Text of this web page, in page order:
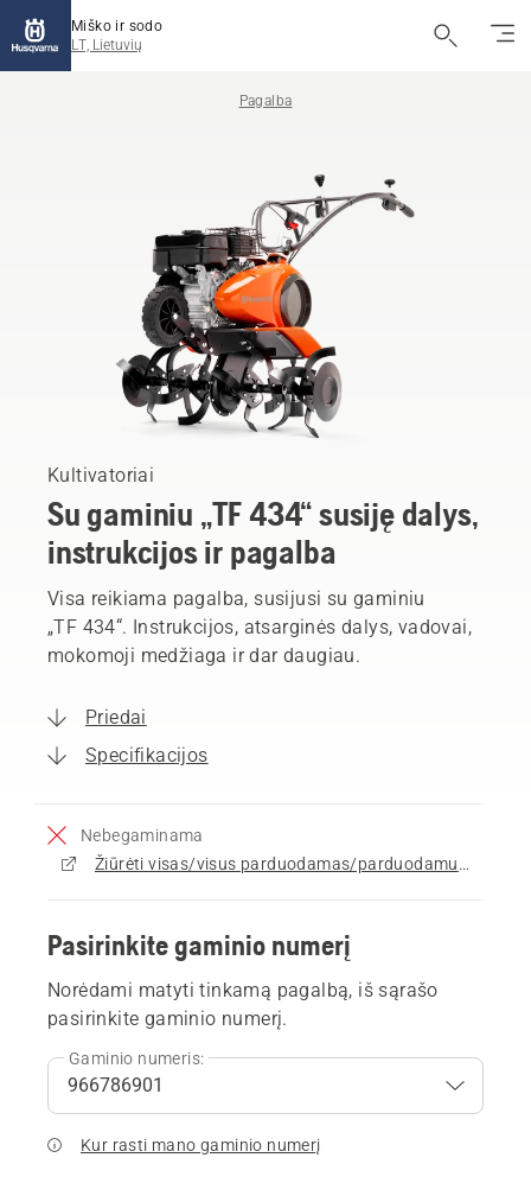
Miško ir sodo
LT, Lietuvių
Pagalba
Kultivatoriai
Su gaminiu „TF 434“ susiję dalys,
instrukcijos ir pagalba
Visa reikiama pagalba, susijusi su gaminiu
„TF 434“. Instrukcijos, atsarginės dalys, vadovai,
mokomoji medžiaga ir dar daugiau.
Priedai
Specifikacijos
Nebegaminama
Žiūrėti visas/visus parduodamas/parduodamus Kultivatoriai
Pasirinkite gaminio numerį
Norėdami matyti tinkamą pagalbą, iš sąrašo
pasirinkite gaminio numerį.
Gaminio numeris:
Kur rasti mano gaminio numerį